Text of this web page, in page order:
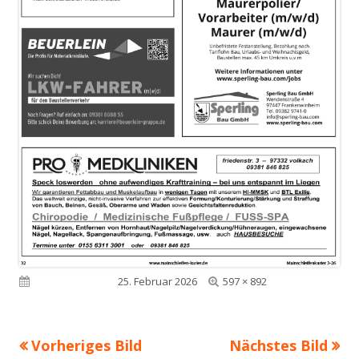
Veröffentlicht am25. Februar 2026
Volle
597 × 892
Vorheriges Bild Nächstes Bild